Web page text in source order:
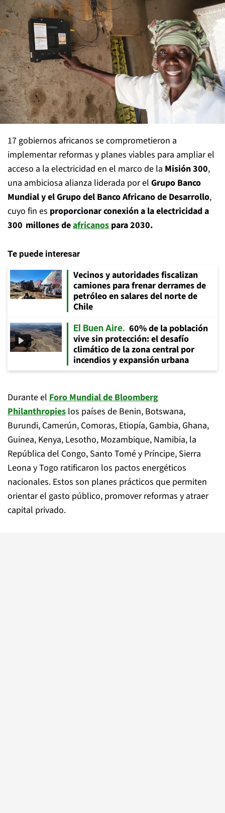
17 gobiernos africanos se comprometieron a
implementar reformas y planes viables para ampliar el
acceso a la electricidad en el marco de la Misión 300,
una ambiciosa alianza liderada por el Grupo Banco
Mundial y el Grupo del Banco Africano de Desarrollo,
cuyo fin es proporcionar conexión a la electricidad a
300 millones deafricanos para 2030.
Te puede interesar
Vecinos y autoridades fiscalizan
camiones para frenar derrames de
petróleo en salares del norte de
Chile
El Buen Aire
60% de la población
vive sin protección: el desafío
climático de la zona central por
incendios y expansión urbana
Durante el Foro Mundial de Bloomberg
Philanthropies los países de Benin, Botswana,
Burundi, Camerún, Comoras, Etiopía, Gambia, Ghana,
Guinea, Kenya, Lesotho, Mozambique, Namibia, la
República del Congo, Santo Tomé y Príncipe, Sierra
Leona y Togo ratificaron los pactos energéticos
nacionales. Estos son planes prácticos que permiten
orientar el gasto público, promover reformas y atraer
capital privado.